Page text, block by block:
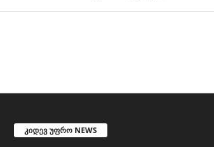
კიდევ უფრო NEWS